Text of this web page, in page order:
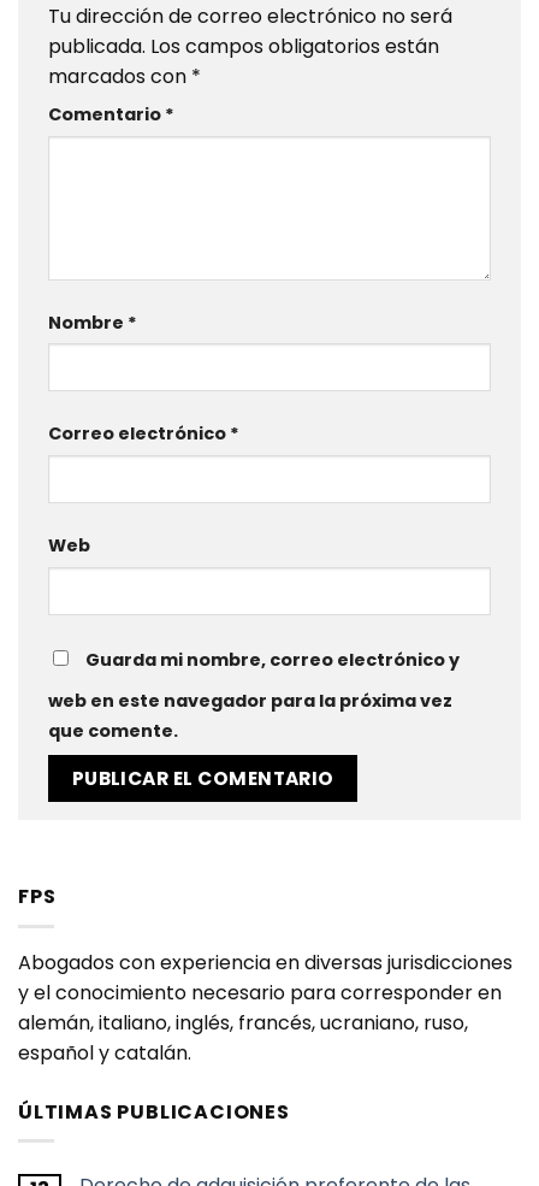
Tu dirección de correo electrónico no será
publicada. Los campos obligatorios están
marcados con *
Comentario *
Nombre *
Correo electrónico *
Web
Guarda mi nombre, correo electrónico y
web en este navegador para la próxima vez
que comente.
FPS
Abogados con experiencia en diversas jurisdicciones
y el conocimiento necesario para corresponder en
alemán, italiano, inglés, francés, ucraniano, ruso,
español y catalán.
ÚLTIMAS PUBLICACIONES